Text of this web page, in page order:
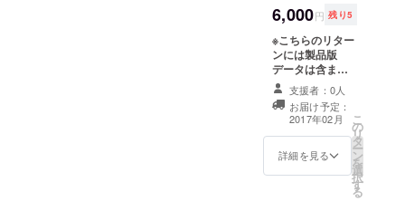
テムボイス（交
のセットです ・
「マリアの一
日」は募集期間
終了後のお渡し
となります
6,000円 残り5
※こちらのリター
ンには製品版
データは含まれ
ません。オプ
ション的にご利
用ください。 ひ
ものの描き下ろ
し直筆絵（キャ
ラ一人分）をご
支援者：0人
お届け予定：
2017年02月
詳細を見る
こ
の
リ
タ
ー
ン
を
選
択
す
る